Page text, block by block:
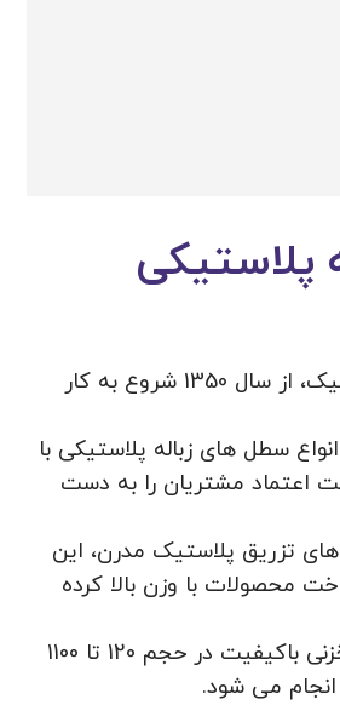
پلاستیکی
شرکت سبلان پلاستیک، از سال 1350 شروع به کار
سطل های زباله پلاستیکی با
اعتماد مشتریان را به دست
تزریق پلاستیک مدرن، این
محصولات با وزن بالا کرده
تولید سطل زباله مخزنی باکیفیت در حجم 120 تا 1100
انجام می شود.